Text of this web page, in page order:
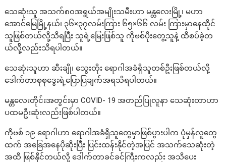
သေဆုံးသူ အသက်၈၀အရွယ်အမျိုးသမီးဟာ မန္တလေးမြို့၊ မဟာ
အောင်မြေမြို့နယ်၊ ၃၆×၃၇လမ်းကြား ၆၅×၆၆ လမ်း ကြားမှာနေထိုင်
သူဖြစ်တယ်လို့သိရပြီး သူရဲ့မြေးဖြစ်သူ ကိုဗစ်ပိုးတွေ့သူနဲ့ ထိစပ်ခဲ့တ
ယ်လို့်လည်းသိရပါတယ်။
သေဆုံးသူဟာ ဆီးချို၊ သွေးတိုး ရောဂါအခံရှိသူတစ်ဦးဖြစ်တယ်လို့
ဒေါက်တာစုစုဒွေးရဲ့ပြောပြချက်အရသိရပါတယ်။
မန္တလေးတိုင်းအတွင်းမှာ COVID- 19 အတည်ပြုလူနာ သေဆုံးတာဟာ
ပထမဦးဆုံးလည်းဖြစ်ပါတယ်။
ကိုဗစ် ၁၉ ရောဂါဟာ ရောဂါအခံရှိသူတွေမှာဖြစ်ပွားပါက ပုံမှန်လူတွေ
ထက် အခြေအနေပိုဆိုးပြီး ပြင်းထန်းနိုင်တဲ့အပြင် အသက်သေဆုံးတဲ့
အထိ ဖြစ်နိုင်တယ်လို့ ဒေါက်တာခင်ခင်ကြီးကလည်း အသိပေး